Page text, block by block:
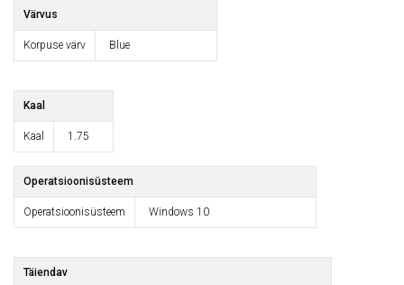
Värvus
Korpuse värv Blue
Kaal
Kaal 1.75
Operatsioonisüsteem
Operatsioonisüsteem Windows 10
Täiendav